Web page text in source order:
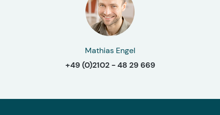
Mathias Engel
+49 (0)2102 - 48 29 669